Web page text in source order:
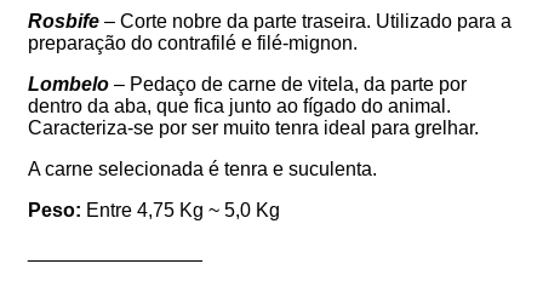
Rosbife – Corte nobre da parte traseira. Utilizado para a
preparação do contrafilé e filé-mignon.
Lombelo – Pedaço de carne de vitela, da parte por
dentro da aba, que fica junto ao fígado do animal.
Caracteriza-se por ser muito tenra ideal para grelhar.
A carne selecionada é tenra e suculenta.
Peso: Entre 4,75 Kg ~ 5,0 Kg